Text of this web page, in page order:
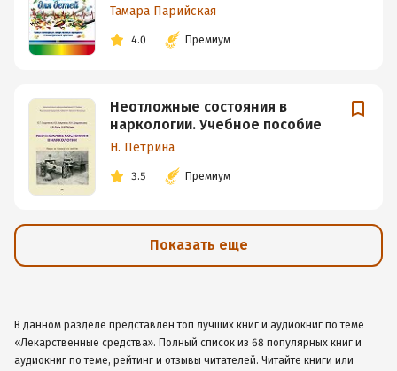
Тамара Парийская
4.0 Премиум
Неотложные состояния в
наркологии. Учебное пособие
Н. Петрина
3.5 Премиум
Показать еще
В данном разделе представлен топ лучших книг и аудиокниг по теме
«Лекарственные средства». Полный список из 68 популярных книг и
аудиокниг по теме, рейтинг и отзывы читателей. Читайте книги или